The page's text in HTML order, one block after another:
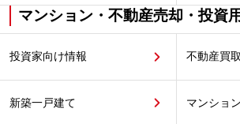
マンション・不動産売却・投資
投資家向け情報 不動産買取
新築一戸建て マンション